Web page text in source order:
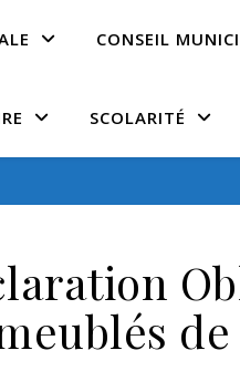
CONSEIL
SCOLARITÉ